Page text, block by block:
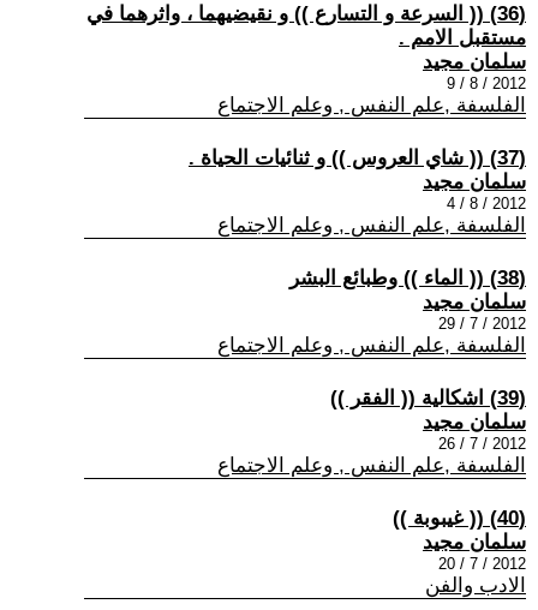
(36) (( السرعة و التسارع )) و نقيضيهما ، واثرهما في
مستقبل الامم .
سلمان مجيد
2012 / 8 / 9
الفلسفة ,علم النفس , وعلم الاجتماع
(37) (( شاي العروس )) و ثنائيات الحياة .
سلمان مجيد
2012 / 8 / 4
الفلسفة ,علم النفس , وعلم الاجتماع
(38) (( الماء )) وطبائع البشر
سلمان مجيد
2012 / 7 / 29
الفلسفة ,علم النفس , وعلم الاجتماع
(39) اشكالية (( الفقر ))
سلمان مجيد
2012 / 7 / 26
الفلسفة ,علم النفس , وعلم الاجتماع
(40) (( غيبوبة ))
سلمان مجيد
2012 / 7 / 20
الادب والفن